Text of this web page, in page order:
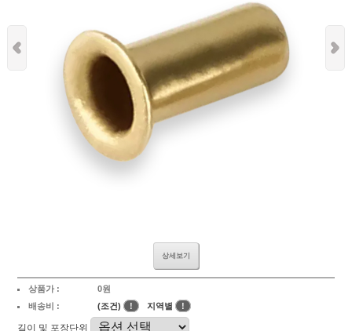
상세보기
상품가 :
0원
배송비 :
(조건) ! 지역별 !
길이 및 포장단위